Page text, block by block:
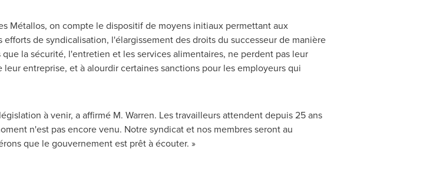
Métallos, on compte le dispositif de moyens initiaux permettant aux
de syndicalisation, l'élargissement des droits du successeur de manière
la sécurité, l'entretien et les services alimentaires, ne perdent pas leur
entreprise, et à alourdir certaines sanctions pour les employeurs qui
à venir, a affirmé M. Warren. Les travailleurs attendent depuis 25 ans
n'est pas encore venu. Notre syndicat et nos membres seront au
que le gouvernement est prêt à écouter. »